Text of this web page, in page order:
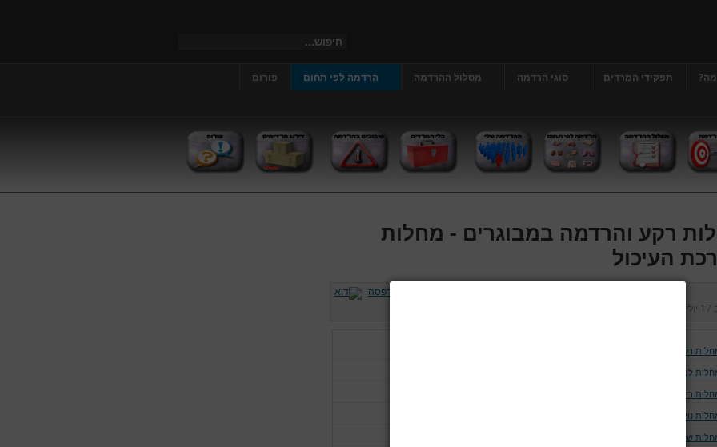
תפקידי המרדים סוגי הרדמה מסלול ההרדמה הרדמה לפי תחום
פורום
רקע והרדמה במבוגרים - מחלות
העיכול
17 יולי 2013
רקע והרדמה במבוגרים
לב וכלי דם
ריאה ודרכי האויר
נוירולוגיות
שלד